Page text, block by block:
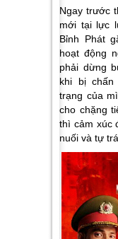
Ngay trước
mới tại lực
Bỉnh Phát
hoạt động
phải dừng
khi bị
trạng của
cho chặng
thì cảm xúc
nuối và tự